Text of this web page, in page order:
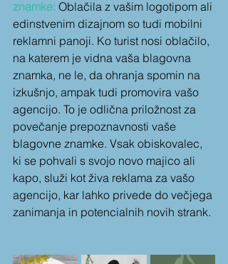
znamke: Oblačila z vašim logotipom ali
edinstvenim dizajnom so tudi mobilni
reklamni panoji. Ko turist nosi oblačilo,
na katerem je vidna vaša blagovna
znamka, ne le, da ohranja spomin na
izkušnjo, ampak tudi promovira vašo
agencijo. To je odlična priložnost za
povečanje prepoznavnosti vaše
blagovne znamke. Vsak obiskovalec,
ki se pohvali s svojo novo majico ali
kapo, služi kot živa reklama za vašo
agencijo, kar lahko privede do večjega
zanimanja in potencialnih novih strank.